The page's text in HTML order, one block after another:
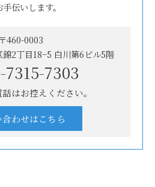
伝いします。
〒460-0003
2丁目18−5 白川第6ビル5階
7315-7303
はお控えください。
わせはこちら